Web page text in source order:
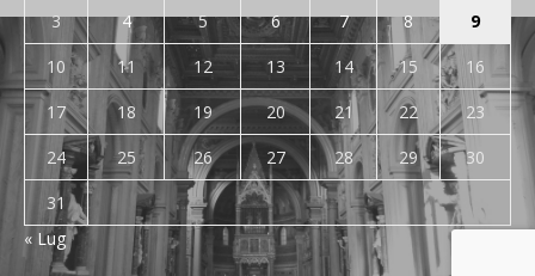
3
4 5 6 7 8
9
10
11 12 13 14 15
16
17
18 19 20 21 22
23
24
25 26 27 28 29
30
31
« Lug